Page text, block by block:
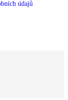
údajů